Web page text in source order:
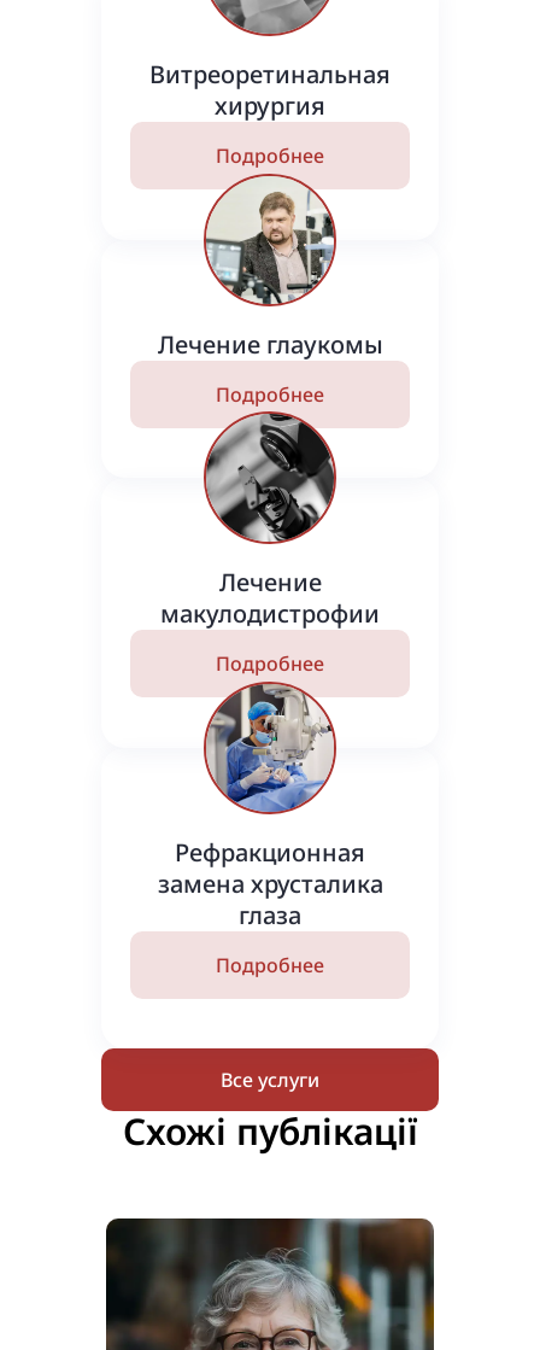
Витреоретинальная
хирургия
Подробнее
Лечение глаукомы
Подробнее
Лечение
макулодистрофии
Подробнее
Рефракционная
замена хрусталика
глаза
Подробнее
Все услуги
Схожі публікації